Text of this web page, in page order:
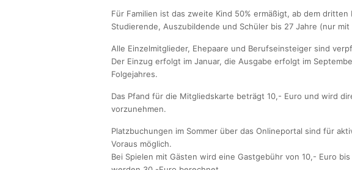
Für Familien ist das zweite Kind 50% ermäßigt, ab dem
Studierende, Auszubildende und Schüler bis 27 Jahre (nur
Alle Einzelmitglieder, Ehepaare und Berufseinsteiger sind
Der Einzug erfolgt im Januar, die Ausgabe erfolgt im
Folgejahres.
Das Pfand für die Mitgliedskarte beträgt 10,- Euro und wird
vorzunehmen.
Platzbuchungen im Sommer über das Onlineportal sind für
Voraus möglich.
Bei Spielen mit Gästen wird eine Gastgebühr von 10,- Euro